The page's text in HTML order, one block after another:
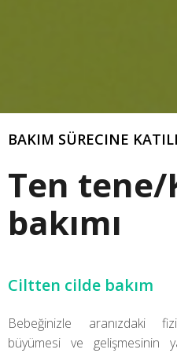
BAKIM SÜRECINE
Ten
bakımı
Ciltten cilde bakım
Bebeğinizle aranızdaki
büyümesi ve gelişmesinin